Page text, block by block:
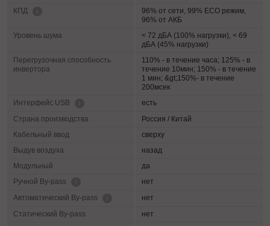
КПД
96% от сети, 99% ECO режим,
96% от АКБ
Уровень шума
< 72 дБА (100% нагрузки), < 69
дБА (45% нагрузки)
Перегрузочная способность
инвертора
110% - в течение часа; 125% - в
течение 10мин; 150% - в течение
1 мин; &gt;150%- в течение
200мсек
Интерфейс USB
есть
Страна производства
Россия / Китай
Кабельный ввод
сверху
Выдув воздуха
назад
Модульный
да
Ручной By-pass
нет
Автоматический By-pass
нет
Статический By-pass
нет